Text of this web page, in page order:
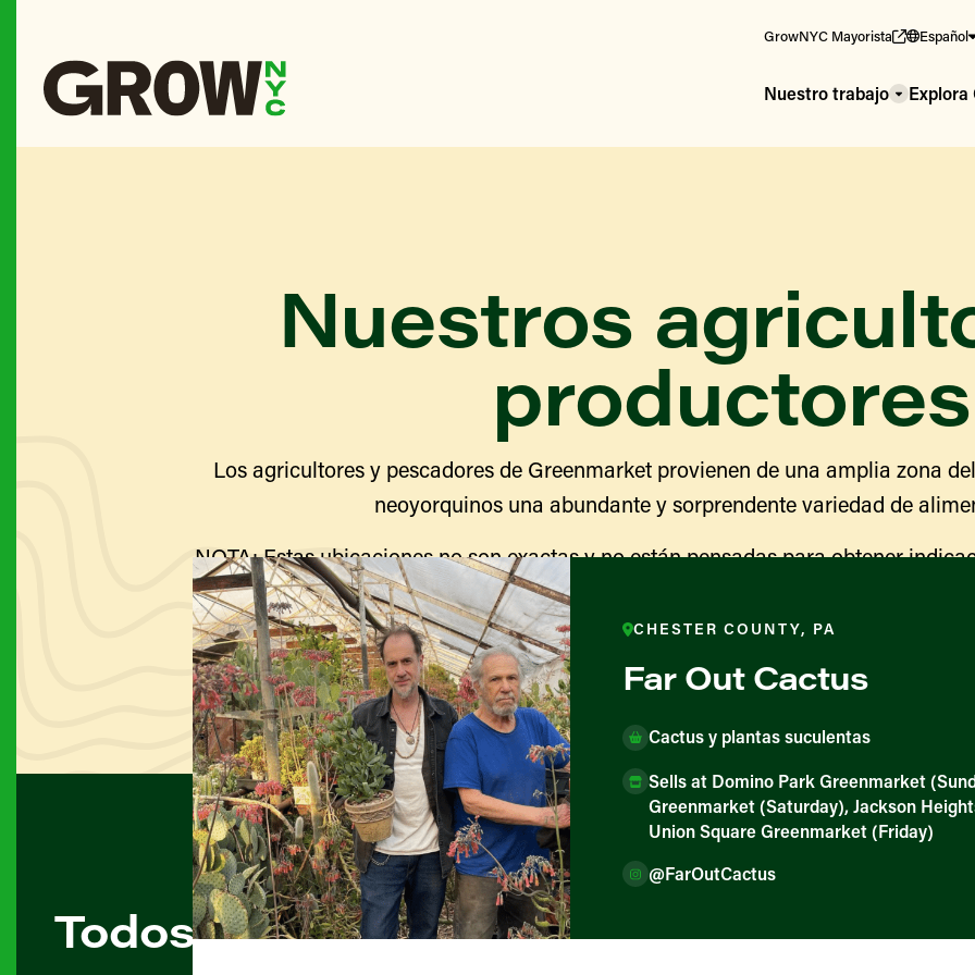
GrowNYC Mayorista Español
Nuestro trabajo Explora
Nuestros
productores
Los agricultores y pescadores de Greenmarket provienen de una amplia zona
neoyorquinos una abundante y sorprendente variedad de
NOTA: Estas ubicaciones no son exactas y no están pensadas para obtener
Visite el sitio web de cada granja para obtener información sobre las
indicaciones para llegar.
Todos los agricultores y productores
CHESTER COUNTY, PA
Far Out Cactus
Cactus y plantas suculentas
Sells at Domino Park Greenmarket
Greenmarket (Saturday), Jackson
Union Square Greenmarket (Friday)
@FarOutCactus